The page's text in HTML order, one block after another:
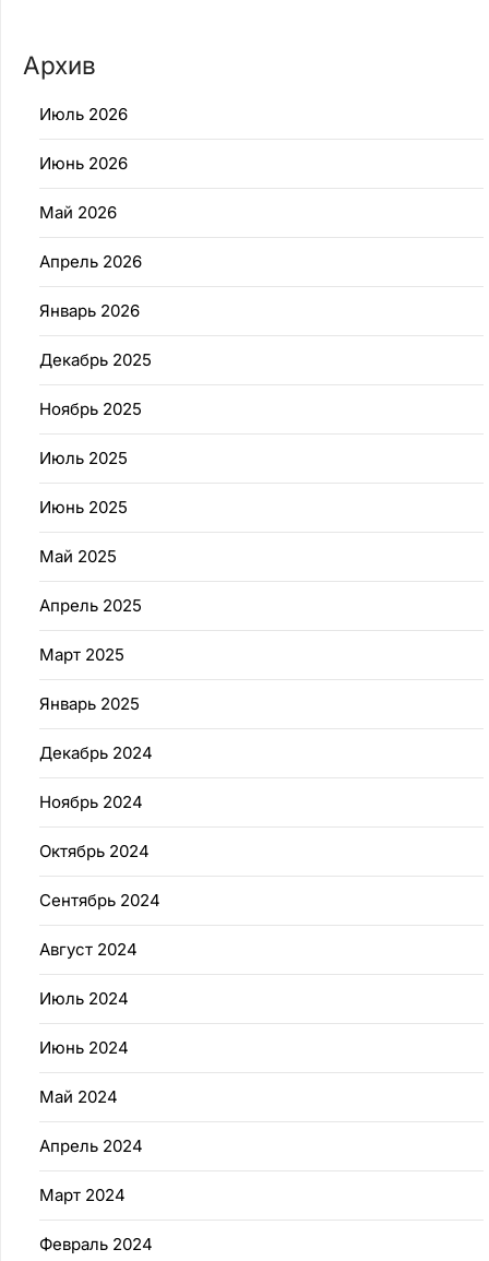
Архив
Июль 2026
Июнь 2026
Май 2026
Апрель 2026
Январь 2026
Декабрь 2025
Ноябрь 2025
Июль 2025
Июнь 2025
Май 2025
Апрель 2025
Март 2025
Январь 2025
Декабрь 2024
Ноябрь 2024
Октябрь 2024
Сентябрь 2024
Август 2024
Июль 2024
Июнь 2024
Май 2024
Апрель 2024
Март 2024
Февраль 2024